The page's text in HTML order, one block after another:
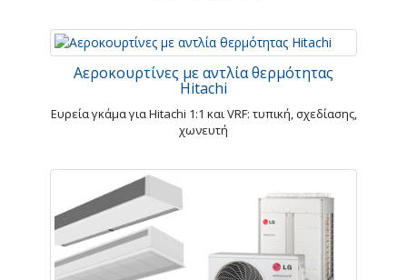
Αεροκουρτίνες με αντλία θερμότητας
Hitachi
Ευρεία γκάμα για Hitachi 1:1 και VRF: τυπική, σχεδίασης,
χωνευτή